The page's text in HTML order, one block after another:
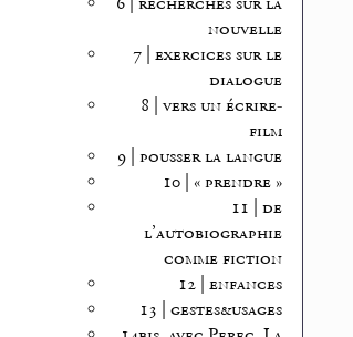
nouvelle
7 | exercices sur le
dialogue
8 | vers un écrire-
film
9 | pousser la langue
10 | « prendre »
11 | de
l’autobiographie
comme fiction
12 | enfances
13 | gestes&usages